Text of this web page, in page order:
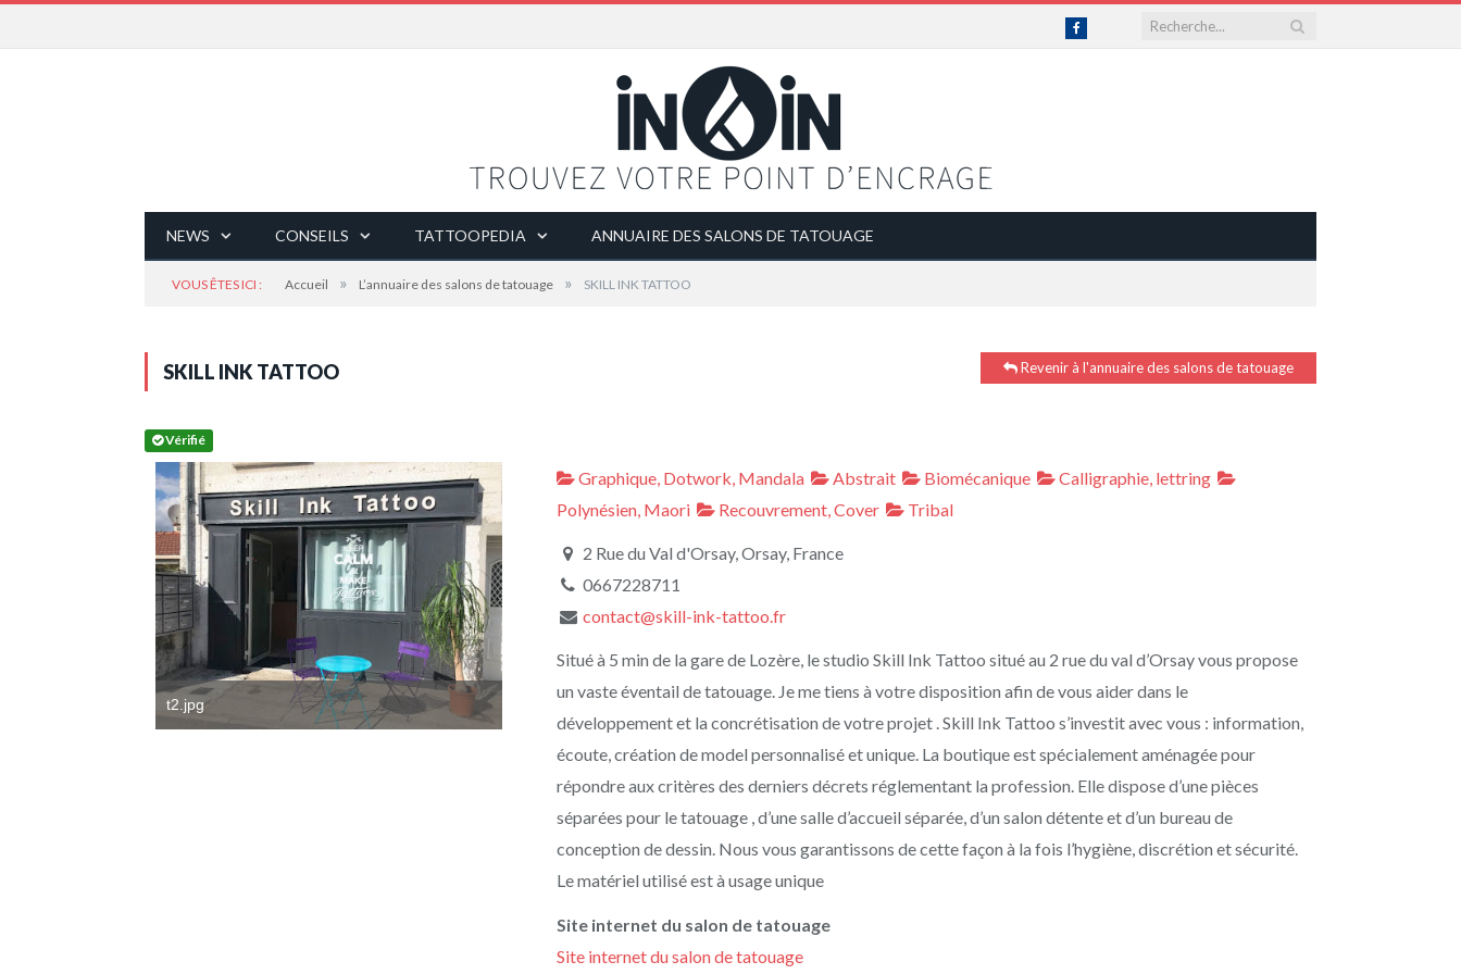
Facebook
NEWS CONSEILS TATTOOPEDIA ANNUAIRE DES SALONS DE TATOUAGE
VOUS ÊTES ICI : Accueil » L’annuaire des salons de tatouage » SKILL INK TATTOO
Revenir à l'annuaire des salons de tatouage
SKILL INK TATTOO
Vérifié
t2.jpg
mandala.jpg
Graphique, Dotwork, Mandala Abstrait Biomécanique
Calligraphie, lettring
Polynésien, Maori
Recouvrement, Cover Tribal
2 Rue du Val d'Orsay, Orsay, France
0667228711
contact@skill-ink-tattoo.fr
Situé à 5 min de la gare de Lozère, le studio Skill Ink Tattoo situé au 2 rue du val d’Orsay vous propose
un vaste éventail de tatouage. Je me tiens à votre disposition afin de vous aider dans le
développement et la concrétisation de votre projet . Skill Ink Tattoo s’investit avec vous : information,
écoute, création de model personnalisé et unique. La boutique est spécialement aménagée pour
répondre aux critères des derniers décrets réglementant la profession. Elle dispose d’une pièces
séparées pour le tatouage , d’une salle d’accueil séparée, d’un salon détente et d’un bureau de
conception de dessin. Nous vous garantissons de cette façon à la fois l’hygiène, discrétion et sécurité.
Le matériel utilisé est à usage unique
Site internet du salon de tatouage
Site internet du salon de tatouage